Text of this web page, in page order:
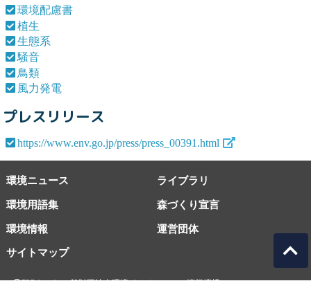
環境配慮書
植生
生態系
騒音
鳥類
風力発電
プレスリリース
https://www.env.go.jp/press/press_00391.html
環境ニュース ライブラリ
環境用語集 森づくり宣言
環境情報
サイトマップ
運営団体
EICネット 一般財団法人環境イノベーション情報機構